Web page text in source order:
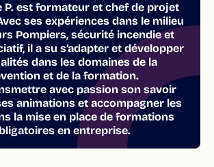
P. est formateur et chef de projet
ses expériences dans le milieu
Pompiers, sécurité incendie et
il a su s’adapter et développer
dans les domaines de la
et de la formation.
avec passion son savoir
animations et accompagner les
la mise en place de formations
en entreprise.